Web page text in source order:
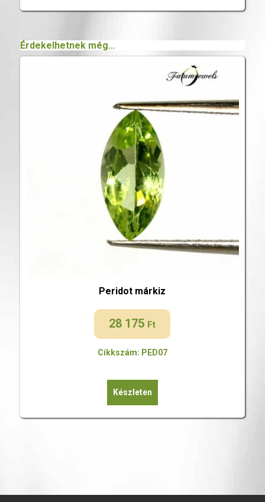
Érdekelhetnek még…
Peridot márkiz
28 175 Ft
Cikkszám: PED07
Készleten